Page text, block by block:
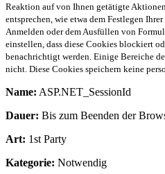
Reaktion auf von Ihnen getätigte
entsprechen, wie etwa dem Festlegen
Anmelden oder dem Ausfüllen von
einstellen, dass diese Cookies blockiert
benachrichtigt werden. Einige Bereiche
nicht. Diese Cookies speichern keine
Name: ASP.NET_SessionId
Dauer: Bis zum Beenden der
Art: 1st Party
Kategorie: Notwendig